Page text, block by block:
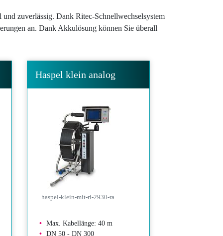
zuverlässig. Dank Ritec-Schnellwechselsystem
an. Dank Akkulösung können Sie überall
Haspel klein analog
haspel-klein-mit-ri-2930-ra
Max. Kabellänge: 40 m
DN 50 - DN 300